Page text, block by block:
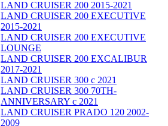
LAND CRUISER 200 2015-2021
LAND CRUISER 200 EXECUTIVE
2015-2021
LAND CRUISER 200 EXECUTIVE
LOUNGE
LAND CRUISER 200 EXCALIBUR
2017-2021
LAND CRUISER 300 с 2021
LAND CRUISER 300 70TH-
ANNIVERSARY с 2021
LAND CRUISER PRADO 120 2002-
2009